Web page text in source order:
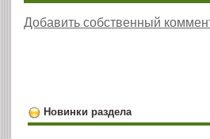
Добавить собственный
Новинки раздела